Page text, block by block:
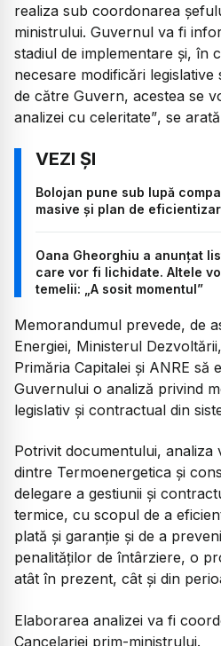
realiza sub coordonarea
ministrului. Guvernul va fi
stadiul de implementare și, în
necesare modificări
de către Guvern, acestea se
analizei cu celeritate”, se
Bolojan pune sub lupă
masive și plan de
Oana Gheorghiu a anunțat
care vor fi lichidate. Altele
temelii: „A sosit momentul”
Memorandumul prevede, de
Energiei, Ministerul
Primăria Capitalei și ANRE să
Guvernului o analiză privind
legislativ și contractual din
Potrivit documentului, analiza
dintre Termoenergetica și
delegare a gestiunii și
termice, cu scopul de a
plată și garanție și de a
penalităților de întârziere, o
atât în prezent, cât și din
Elaborarea analizei va fi
Cancelariei prim-ministrului.